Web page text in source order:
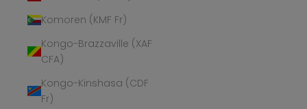
Komoren (KMF Fr)
Kongo-Brazzaville (XAF
CFA)
Kongo-Kinshasa (CDF
Fr)